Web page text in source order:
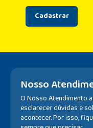
Cadastrar
Nosso
O Nosso Atendimento
esclarecer dúvidas e
acontecer. Por isso,